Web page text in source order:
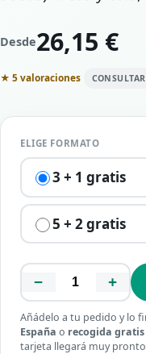
Desde26,15 €
★ 5 valoraciones
ELIGE FORMATO
3 + 1 gratis
5 + 2 gratis
− +
Añádelo a tu pedido y lo
España o recogida gratis
tarjeta llegará muy